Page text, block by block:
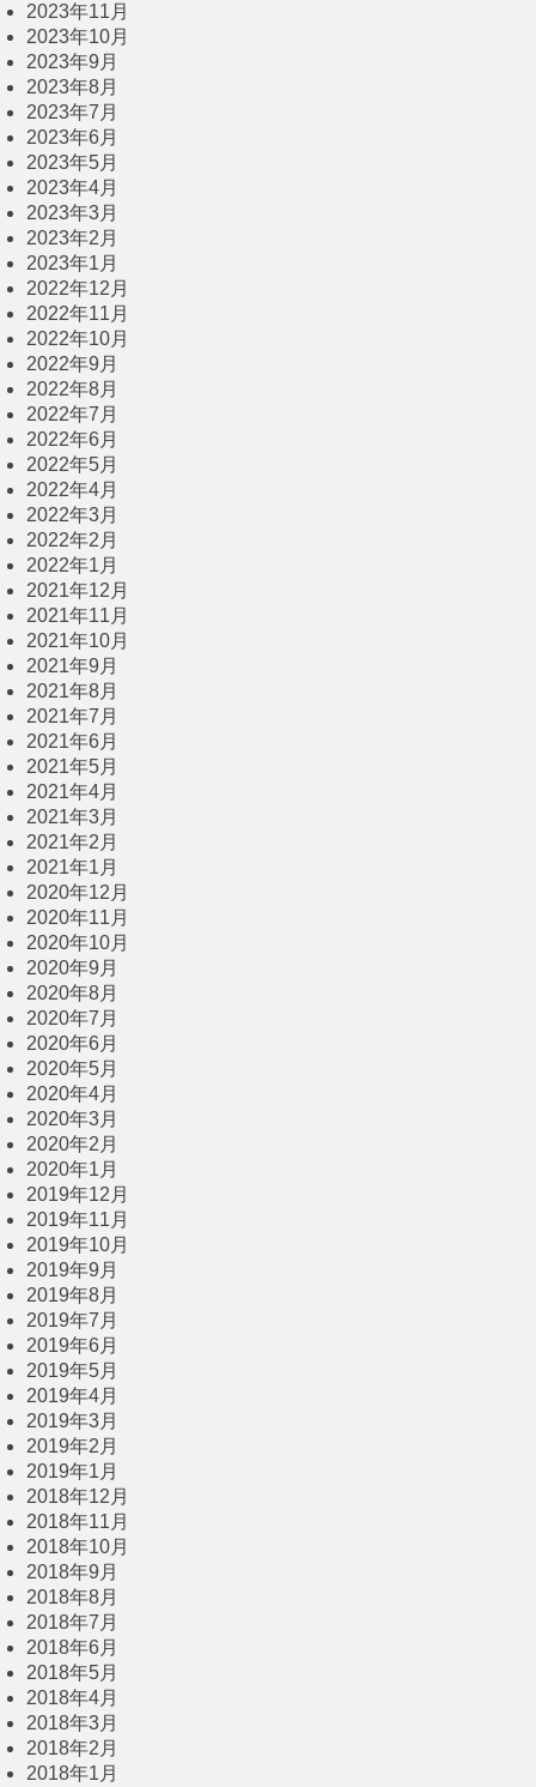
2023年11月
2023年10月
2023年9月
2023年8月
2023年7月
2023年6月
2023年5月
2023年4月
2023年3月
2023年2月
2023年1月
2022年12月
2022年11月
2022年10月
2022年9月
2022年8月
2022年7月
2022年6月
2022年5月
2022年4月
2022年3月
2022年2月
2022年1月
2021年12月
2021年11月
2021年10月
2021年9月
2021年8月
2021年7月
2021年6月
2021年5月
2021年4月
2021年3月
2021年2月
2021年1月
2020年12月
2020年11月
2020年10月
2020年9月
2020年8月
2020年7月
2020年6月
2020年5月
2020年4月
2020年3月
2020年2月
2020年1月
2019年12月
2019年11月
2019年10月
2019年9月
2019年8月
2019年7月
2019年6月
2019年5月
2019年4月
2019年3月
2019年2月
2019年1月
2018年12月
2018年11月
2018年10月
2018年9月
2018年8月
2018年7月
2018年6月
2018年5月
2018年4月
2018年3月
2018年2月
2018年1月